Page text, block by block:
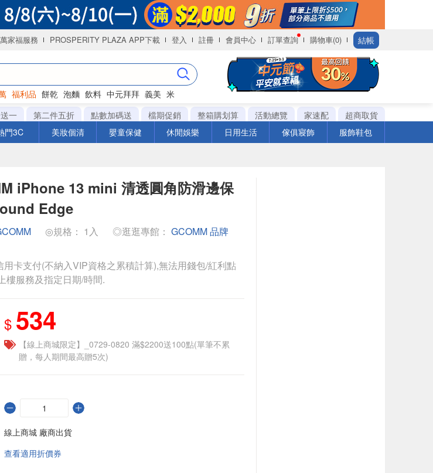
萬家福服務 PROSPERITY PLAZA APP下載 登入 註冊 會員中心 訂單查詢 購物車(0) 結帳
福利品 餅乾 泡麵 飲料 中元拜拜 義美 米
一 第二件五折 點數加碼送 檔期促銷 整箱購划算 活動總覽 家速配
超商取貨
門3C 美妝個清 嬰童保健 休閒娛樂 日用生活 傢俱寢飾 服飾鞋包
iPhone 13 mini 清透圓角防滑邊保
Edge
◎規格： 1入 ◎逛逛專館： GCOMM 品牌
用卡支付(不納入VIP資格之累積計算),無法用錢包/紅利點
樓服務及指定日期/時間.
$ 534
【線上商城限定】_0729-0820 滿$2200送100點(單筆不累
贈，每人期間最高贈5次)
線上商城 廠商出貨
查看適用折價券